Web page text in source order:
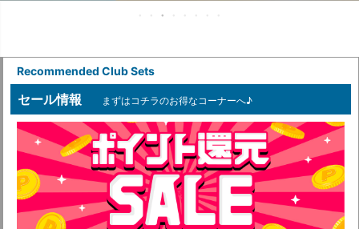
Recommended Club Sets
セール情報 まずはコチラのお得なコーナーへ♪